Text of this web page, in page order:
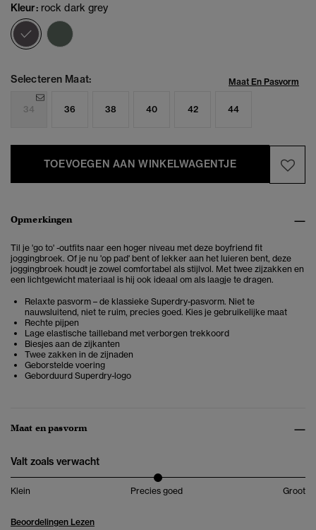
Kleur: rock dark grey
geselecteerd
Selecteren Maat: Maat En Pasvorm
34 36 38 40 42 44
TOEVOEGEN AAN WINKELWAGENTJE
Opmerkingen
Til je 'go to' -outfits naar een hoger niveau met deze boyfriend fit
joggingbroek. Of je nu 'op pad' bent of lekker aan het luieren bent, deze
joggingbroek houdt je zowel comfortabel als stijlvol. Met twee zijzakken en
een lichtgewicht materiaal is hij ook ideaal om als laagje te dragen.
Relaxte pasvorm – de klassieke Superdry-pasvorm. Niet te
nauwsluitend, niet te ruim, precies goed. Kies je gebruikelijke maat
Rechte pijpen
Lage elastische tailleband met verborgen trekkoord
Biesjes aan de zijkanten
Twee zakken in de zijnaden
Geborstelde voering
Geborduurd Superdry-logo
Maat en pasvorm
Valt zoals verwacht
Klein Precies goed Groot
Beoordelingen Lezen